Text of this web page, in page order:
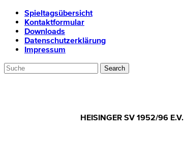
Spieltagsübersicht
Kontaktformular
Downloads
Datenschutzerklärung
Impressum
HEISINGER SV 1952/96 E.V.